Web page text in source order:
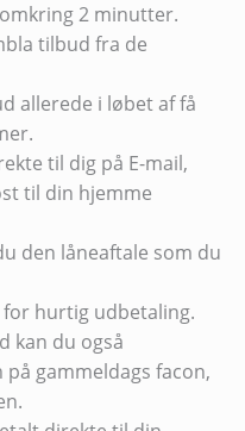
2 minutter.
tilbud fra de
allerede i løbet af få
til dig på E-mail,
til din hjemme
den låneaftale som du
hurtig udbetaling.
kan du også
gammeldags facon,